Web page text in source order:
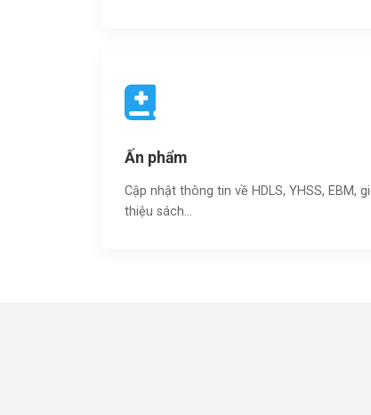
Ấn phẩm
Cập nhật thông tin về HDLS, YHSS, EBM,
thiệu sách…